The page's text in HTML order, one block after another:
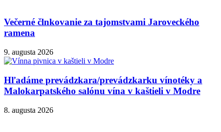
Večerné člnkovanie za tajomstvami Jaroveckého
ramena
9. augusta 2026
Hľadáme prevádzkara/prevádzkarku vínotéky a
Malokarpatského salónu vína v kaštieli v Modre
8. augusta 2026